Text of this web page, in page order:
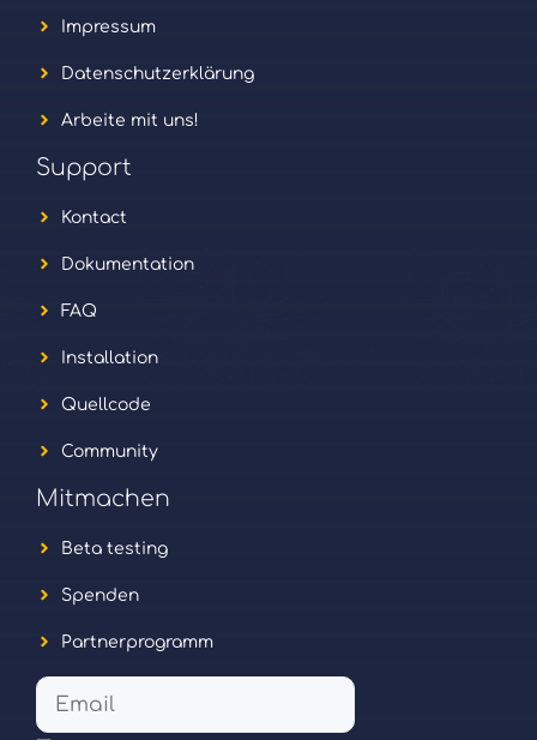
Impressum
Datenschutzerklärung
Arbeite mit uns!
Support
Kontact
Dokumentation
FAQ
Installation
Quellcode
Community
Mitmachen
Beta testing
Spenden
Partnerprogramm